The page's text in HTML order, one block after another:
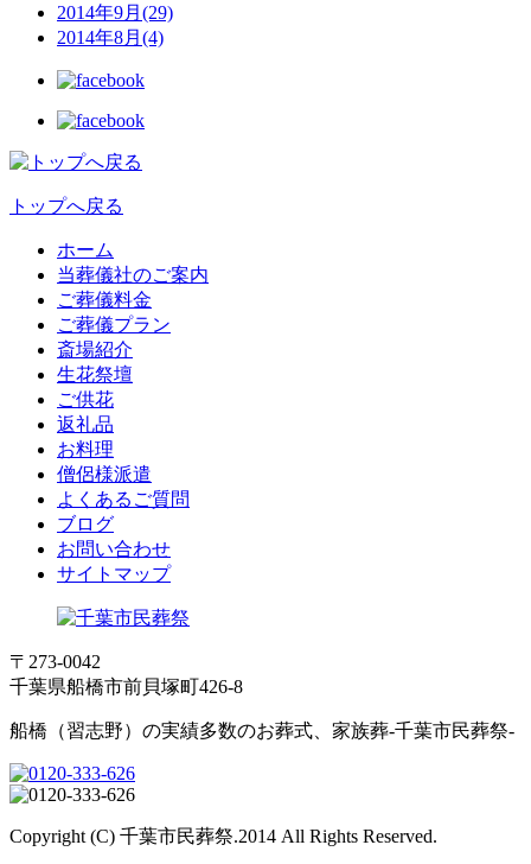
2014年9月(29)
2014年8月(4)
トップへ戻る
ホーム
当葬儀社のご案内
ご葬儀料金
ご葬儀プラン
斎場紹介
生花祭壇
ご供花
返礼品
お料理
僧侶様派遣
よくあるご質問
ブログ
お問い合わせ
サイトマップ
〒273-0042
千葉県船橋市前貝塚町426-8
船橋（習志野）の実績多数のお葬式、家族葬-千葉市民葬祭-
Copyright (C) 千葉市民葬祭.2014 All Rights Reserved.